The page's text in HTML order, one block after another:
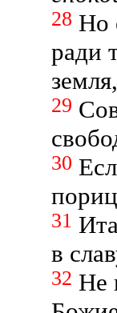
28 Но
ради
29
30
31
в
32 Не